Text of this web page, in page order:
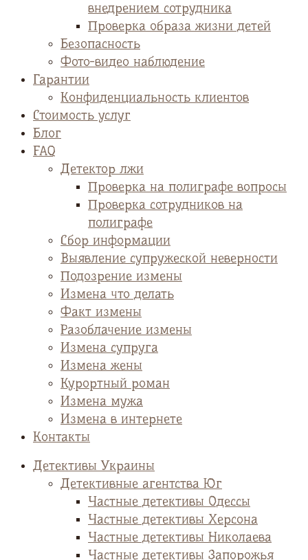
внедрением сотрудника
Проверка образа жизни детей
Безопасность
Фото-видео наблюдение
Гарантии
Конфиденциальность клиентов
Стоимость услуг
Блог
FAQ
Детектор лжи
Проверка на полиграфе вопросы
Проверка сотрудников на
полиграфе
Сбор информации
Выявление супружеской неверности
Подозрение измены
Измена что делать
Факт измены
Разоблачение измены
Измена супруга
Измена жены
Курортный роман
Измена мужа
Измена в интернете
Контакты
Детективы Украины
Детективные агентства Юг
Частные детективы Одессы
Частные детективы Херсона
Частные детективы Николаева
Частные детективы Запорожья